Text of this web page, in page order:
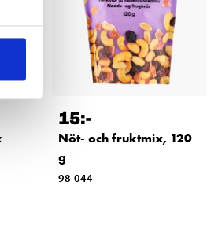
15:-
Nöt- och fruktmix, 120
g
98-044